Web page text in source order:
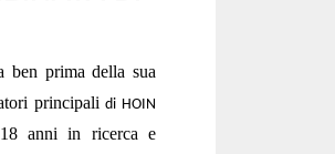
ben prima della sua
principalidi HOIN
18 anni in ricerca e